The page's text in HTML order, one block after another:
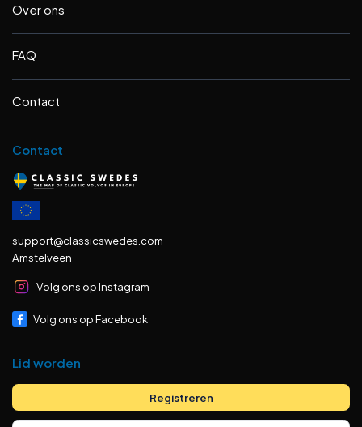
Over ons
FAQ
Contact
Contact
support@classicswedes.com
Amstelveen
Volg ons op Instagram
Volg ons op Facebook
Lid worden
Registreren